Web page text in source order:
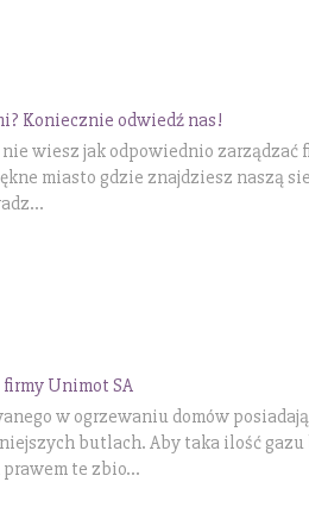
Koniecznie odwiedź nas!
nie wiesz jak odpowiednio
miasto gdzie znajdziesz naszą
Unimot SA
w ogrzewaniu domów
butlach. Aby taka ilość
te zbio...